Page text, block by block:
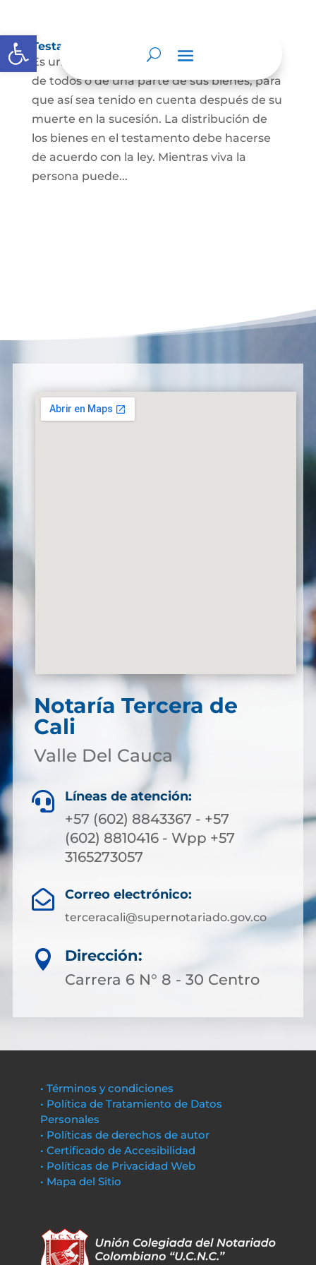
Abrir barra de herramientas
Testamento
Es un acto por el cual una persona dispone
de todos o de una parte de sus bienes, para
que así sea tenido en cuenta después de su
muerte en la sucesión. La distribución de
los bienes en el testamento debe hacerse
de acuerdo con la ley. Mientras viva la
persona puede...
Notaría Tercera de
Cali
Valle Del Cauca
 Líneas de atención:
+57 (602) 8843367 - +57
(602) 8810416 - Wpp +57
3165273057
 Correo electrónico:
terceracali@supernotariado.gov.co

Dirección:
Carrera 6 N° 8 - 30 Centro
• Términos y condiciones
• Política de Tratamiento de Datos
Personales
• Políticas de derechos de autor
• Certificado de Accesibilidad
• Políticas de Privacidad Web
• Mapa del Sitio